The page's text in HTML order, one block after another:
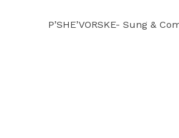
P’SHE’VORSKE- Sung &